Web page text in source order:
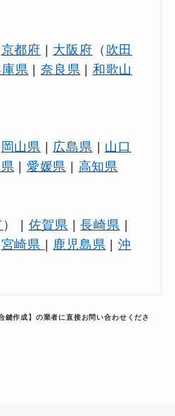
京都府 | 大阪府 （ 吹田
県 | 奈良県 | 和歌山
岡山県 広島県
山口
愛媛県 高知県
） | 佐賀県 |長崎県
宮崎県 鹿児島県 |沖
作成】の業者に直接お問い合わせくださ